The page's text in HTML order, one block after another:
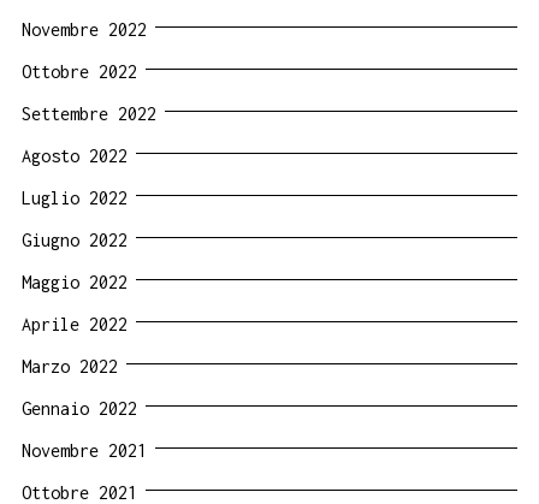
Novembre 2022
Ottobre 2022
Settembre 2022
Agosto 2022
Luglio 2022
Giugno 2022
Maggio 2022
Aprile 2022
Marzo 2022
Gennaio 2022
Novembre 2021
Ottobre 2021